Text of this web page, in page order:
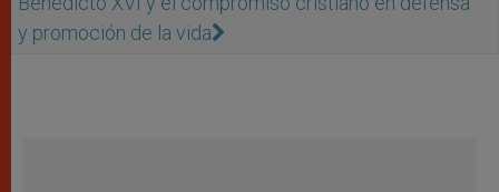
y promoción de la vida